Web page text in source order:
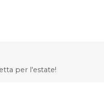
per l'estate!